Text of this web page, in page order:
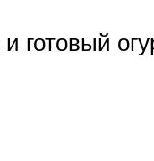
готовый